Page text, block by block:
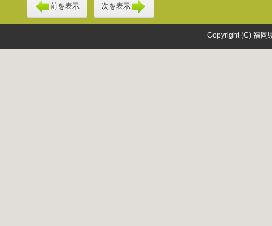
前を表示 次を表示
Copyright (C) 福岡